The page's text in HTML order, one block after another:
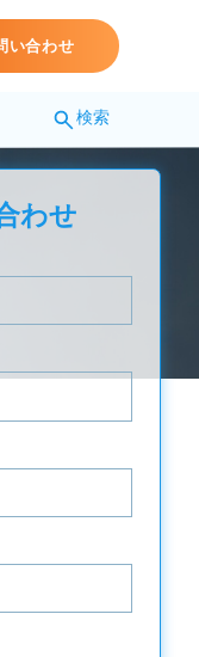
い合わせ
検索
わせ